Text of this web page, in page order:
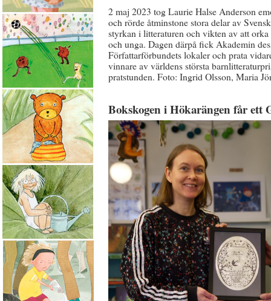
2 maj 2023 tog Laurie Halse Anderson
och rörde åtminstone stora delar av
styrkan i litteraturen och vikten av att
och unga. Dagen därpå fick Akademin
Författarförbundets lokaler och prata
vinnare av världens största
pratstunden. Foto: Ingrid Olsson, Maria
Bokskogen i Hökarängen får ett